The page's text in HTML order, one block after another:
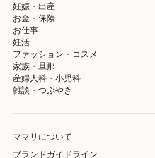
妊娠・出産
お金・保険
お仕事
妊活
ファッション・コスメ
家族・旦那
産婦人科・小児科
雑談・つぶやき
ママリについて
ブランドガイドライン